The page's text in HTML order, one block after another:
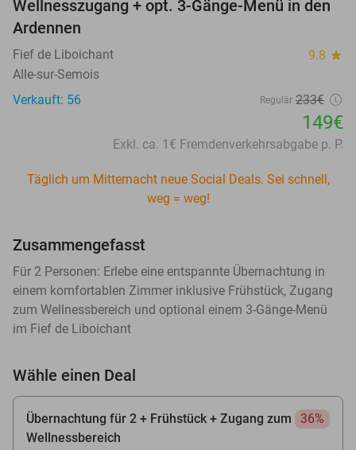
Wellnesszugang + opt. 3-Gänge-Menü in den
Ardennen
Fief de Liboichant 9.8 star
Alle-sur-Semois
Verkauft: 56
Regulär 233€
149€
Exkl. ca. 1€ Fremdenverkehrsabgabe p. P.
Täglich um Mitternacht neue Social Deals. Sei schnell,
weg = weg!
Zusammengefasst
Für 2 Personen: Erlebe eine entspannte Übernachtung in
einem komfortablen Zimmer inklusive Frühstück, Zugang
zum Wellnessbereich und optional einem 3-Gänge-Menü
im Fief de Liboichant
Wähle einen Deal
Übernachtung für 2 + Frühstück + Zugang zum
Wellnessbereich
36%